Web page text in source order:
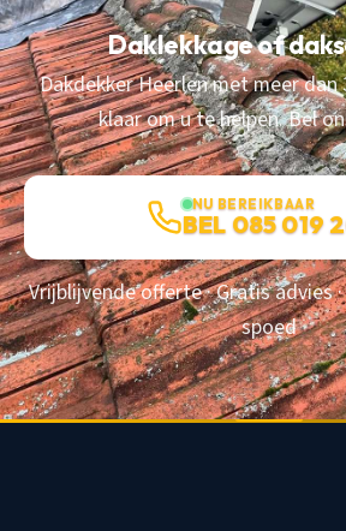
Daklekkage of
Dakdekker Heerlen met meer dan
klaar om u te helpen. Bel
NU BEREIKBAAR
BEL 085 019
Vrijblijvende offerte · Gratis advies
spoed